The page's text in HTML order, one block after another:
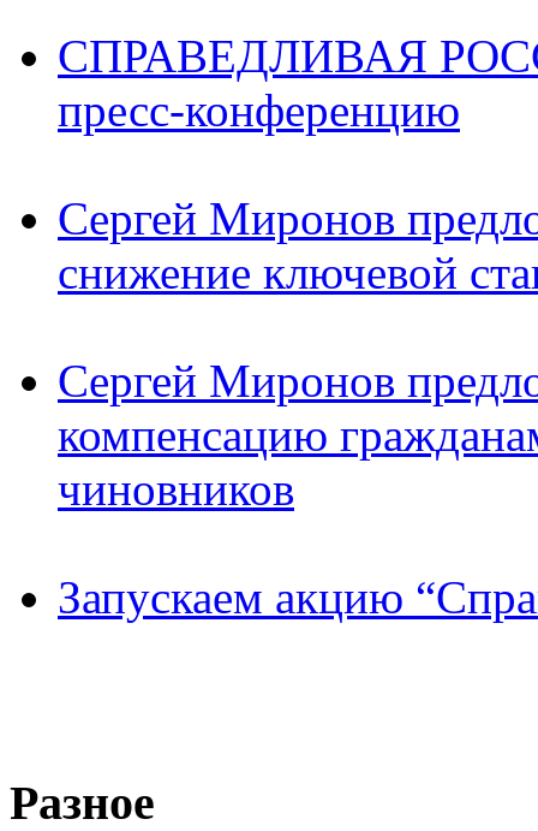
СПРАВЕДЛИВАЯ
пресс-конференцию
Сергей Миронов
снижение ключевой
Сергей Миронов
компенсацию
чиновников
Запускаем акцию
Разное